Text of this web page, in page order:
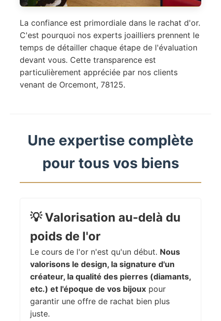
La confiance est primordiale dans le rachat d'or.
C'est pourquoi nos experts joailliers prennent le
temps de détailler chaque étape de l'évaluation
devant vous. Cette transparence est
particulièrement appréciée par nos clients
venant de Orcemont, 78125.
Une expertise complète
pour tous vos biens
💡Valorisation au-delà du
poids de l'or
Le cours de l'or n'est qu'un début. Nous
valorisons le design, la signature d'un
créateur, la qualité des pierres (diamants,
etc.) et l'époque de vos bijoux pour
garantir une offre de rachat bien plus
juste.